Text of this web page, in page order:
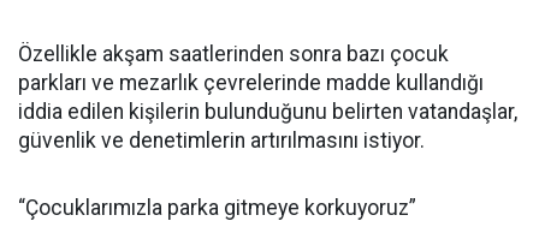
Özellikle akşam saatlerinden sonra bazı çocuk
parkları ve mezarlık çevrelerinde madde kullandığı
iddia edilen kişilerin bulunduğunu belirten vatandaşlar,
güvenlik ve denetimlerin artırılmasını istiyor.
“Çocuklarımızla parka gitmeye korkuyoruz”